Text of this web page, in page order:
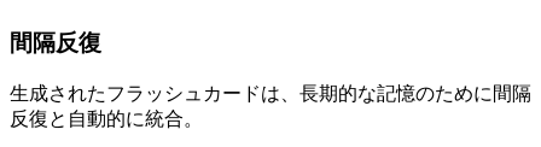
間隔反復
生成されたフラッシュカードは、長期的な記憶のために間隔
反復と自動的に統合。